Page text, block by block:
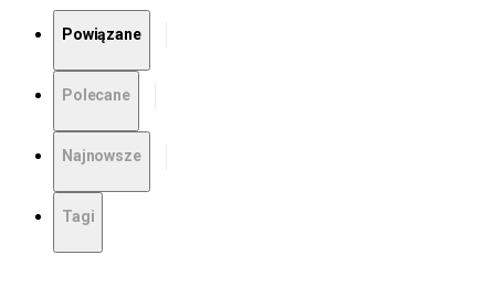
Powiązane
Polecane
Najnowsze
Tagi